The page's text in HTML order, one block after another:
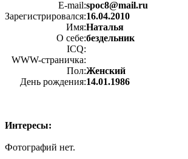
E-mail:spoc8@mail.ru
Зарегистрировался:16.04.2010
Имя:Наталья
О себе:бездельник
ICQ:
WWW-страничка:
Пол:Женский
День рождения:14.01.1986
Интересы:
Фотографий нет.